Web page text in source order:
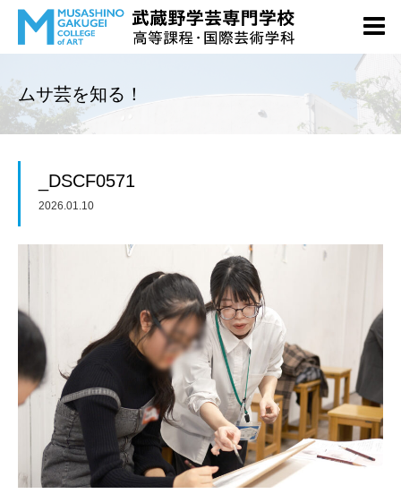
ムサ芸を知る！
_DSCF0571
2026.01.10